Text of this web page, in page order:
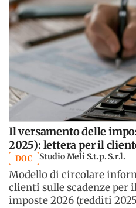
Il versamento delle
2025): lettera per il
DOC Studio Meli S.t.p. S.r.l.
Modello di circolare
clienti sulle scadenze per
imposte 2026 (redditi